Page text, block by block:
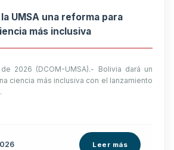
UMSA una reforma para
más inclusiva
2026 (DCOM-UMSA).- Bolivia dará un
ciencia más inclusiva con el lanzamiento
Leer más